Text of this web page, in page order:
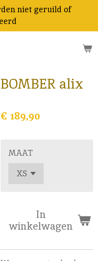
niet geruild of
BOMBER alix
€ 189,90
MAAT
In
winkelwagen